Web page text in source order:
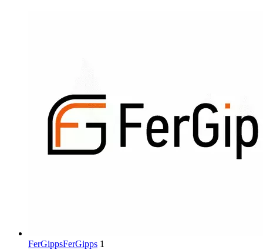
FerGippsFerGipps 1